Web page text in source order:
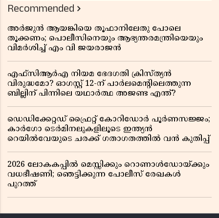
Recommended
അർജുൻ ആയങ്കിയെ തൂഫാനിലേതു പോലെ
തൂക്കണം; പൊലീസിനെയും ആഭ്യന്തരമന്ത്രിയെയും
വിമർശിച്ച് എം വി ജയരാജൻ
എഫ്സിആർഎ നിയമ ഭേദഗതി ക്രിസ്ത്യൻ
വിരുദ്ധമോ? ഓഗസ്റ്റ് 12-ന് പാർലമെന്റിലെത്തുന്ന
ബില്ലിന് പിന്നിലെ യഥാർത്ഥ അജണ്ട എന്ത്?
ഡെഡിക്കേറ്റഡ് ഫ്രൈറ്റ് കോറിഡോർ പൂർണസജ്ജം;
കാർഗോ ടെർമിനലുകളിലൂടെ ഇന്ത്യൻ
റെയിൽവേയുടെ ചരക്ക് ഗതാഗതത്തിൽ വൻ കുതിപ്പ്
2026 ലോകകപ്പിൽ മെസ്സിക്കും റൊണാൾഡോയ്ക്കും
വധഭീഷണി; ഞെട്ടിക്കുന്ന പോലീസ് രേഖകൾ
പുറത്ത്